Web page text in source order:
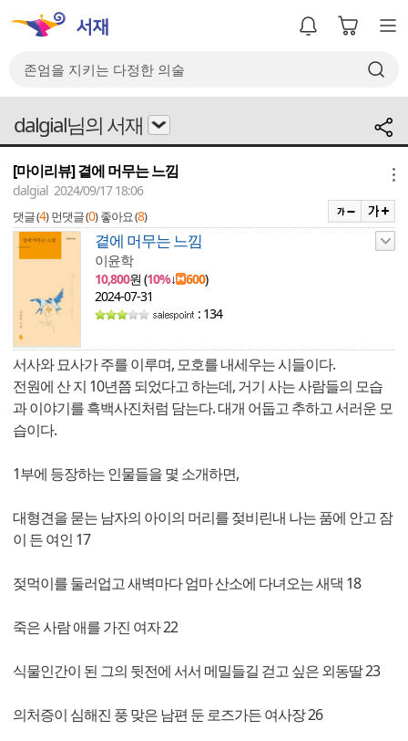
dalgial님의 서재
[마이리뷰] 곁에 머무는 느낌
dalgial 2024/09/17 18:06
댓글 (4) 먼댓글 (0) 좋아요 (8)
곁에 머무는 느낌
이윤학
10,800원 (10%↓ 600)
2024-07-31
: 134
서사와 묘사가 주를 이루며, 모호를 내세우는 시들이다.
전원에 산 지 10년쯤 되었다고 하는데, 거기 사는 사람들의 모습
과 이야기를 흑백사진처럼 담는다. 대개 어둡고 추하고 서러운 모
습이다.
1부에 등장하는 인물들을 몇 소개하면,
대형견을 묻는 남자의 아이의 머리를 젖비린내 나는 품에 안고 잠
이 든 여인 17
젖먹이를 둘러업고 새벽마다 엄마 산소에 다녀오는 새댁 18
죽은 사람 애를 가진 여자 22
식물인간이 된 그의 뒷전에 서서 메밀들길 걷고 싶은 외동딸 23
의처증이 심해진 풍 맞은 남편 둔 로즈가든 여사장 26